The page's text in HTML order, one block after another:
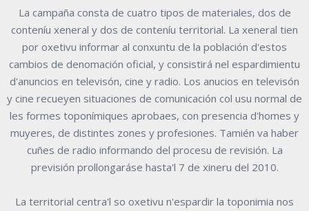
La campaña consta de cuatro tipos de materiales, dos de
conteníu xeneral y dos de conteníu territorial. La xeneral tien
por oxetivu informar al conxuntu de la población d'estos
cambios de denomación oficial, y consistirá nel espardimientu
d'anuncios en televisón, cine y radio. Los anucios en televisón
y cine recueyen situaciones de comunicación col usu normal de
les formes toponímiques aprobaes, con presencia d'homes y
muyeres, de distintes zones y profesiones. Tamién va haber
cuñes de radio informando del procesu de revisión. La
previsión prollongaráse hasta'l 7 de xineru del 2010.
La territorial centra'l so oxetivu n'espardir la toponimia nos